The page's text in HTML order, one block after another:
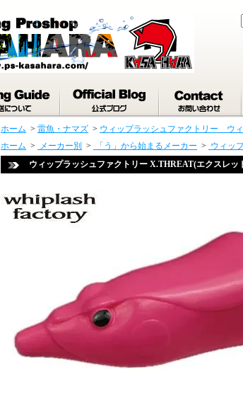
ホーム > 雷魚・ナマズ > ウィップラッシュファクトリー ウ
ホーム > メーカー別 > 「う」から始まるメーカー > ウィッ
ウィップラッシュファクトリー X.THREAT(エクスレッ